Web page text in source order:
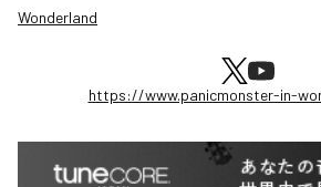
Wonderland
https://www.panicmonster-in-